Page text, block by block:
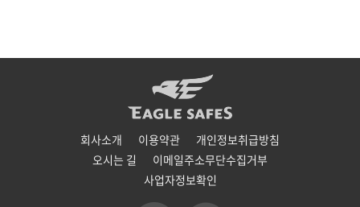
회사소개 이용약관
개인정보취급방침
오시는 길
이메일주소무단수집거부
사업자정보확인